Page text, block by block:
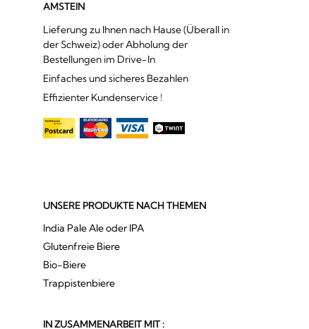
AMSTEIN
Lieferung zu Ihnen nach Hause (Überall in
der Schweiz) oder Abholung der
Bestellungen im Drive-In
Einfaches und sicheres Bezahlen
Effizienter Kundenservice !
UNSERE PRODUKTE NACH THEMEN
India Pale Ale oder IPA
Glutenfreie Biere
Bio-Biere
Trappistenbiere
IN ZUSAMMENARBEIT MIT :